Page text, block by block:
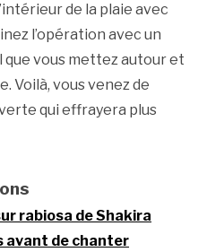
de la plaie avec
l’opération avec un
que vous mettez autour et
Voilà, vous venez de
qui effrayera plus
rabiosa de Shakira
avant de chanter